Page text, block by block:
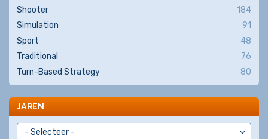
Shooter
184
Simulation
91
Sport
48
Traditional
76
Turn-Based Strategy
80
JAREN